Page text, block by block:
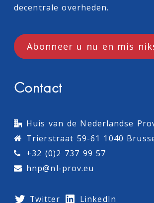
decentrale overheden.
Abonneer u nu en mis
Contact
Huis van de Nederlandse
Trierstraat 59-61 1040
+32 (0)2 737 99 57
hnp@nl-prov.eu
Twitter LinkedIn